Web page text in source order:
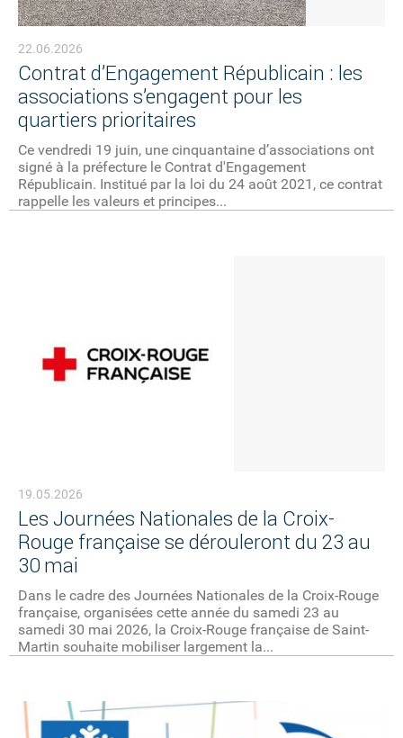
22.06.2026
Contrat d’Engagement Républicain : les
associations s’engagent pour les
quartiers prioritaires
Ce vendredi 19 juin, une cinquantaine d’associations ont
signé à la préfecture le Contrat d'Engagement
Républicain. Institué par la loi du 24 août 2021, ce contrat
rappelle les valeurs et principes...
19.05.2026
Les Journées Nationales de la Croix-
Rouge française se dérouleront du 23 au
30 mai
Dans le cadre des Journées Nationales de la Croix-Rouge
française, organisées cette année du samedi 23 au
samedi 30 mai 2026, la Croix-Rouge française de Saint-
Martin souhaite mobiliser largement la...